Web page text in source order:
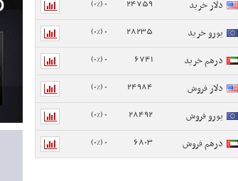
دلار خرید
24759
0 (0%)
یورو خرید 28235
0 (0%)
درهم خرید 6741
0 (0%)
دلار فروش 24984
0 (0%)
یورو فروش 28492
0 (0%)
درهم فروش 6803
0 (0%)